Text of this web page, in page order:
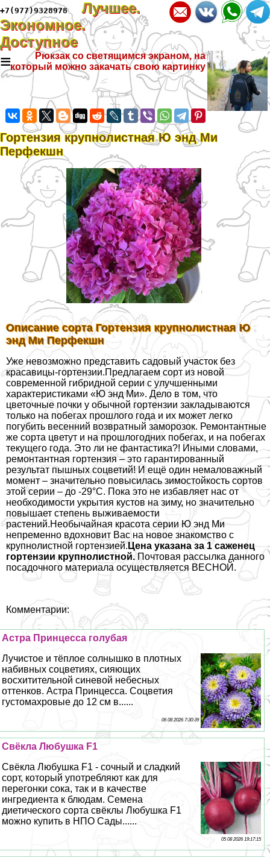
+7(977)9328978
Лучшее.
Экономное.
Доступное
≡
Рюкзак со светящимся экраном, на
который можно закачать свою картинку
Гортензия крупнолистная Ю энд Ми
Перфекшн
Описание сорта Гортензия крупнолистная Ю
энд Ми Перфекшн
Уже невозможно представить садовый участок без
красавицы-гортензии.Предлагаем сорт из новой
современной гибридной серии с улучшенными
хаpaктеристиками «Ю энд Ми». Дело в том, что
цветочные почки у обычной гортензии закладываются
только на побегах прошлого года и их может легко
погубить весенний возвратный заморозок. Ремонтантные
же сорта цветут и на прошлогодних побегах, и на побегах
текущего года. Это ли не фантастика?! Иными словами,
ремонтантная гортензия – это гарантированный
результат пышных соцветий! И ещё один немаловажный
момент – значительно повысилась зимостойкость сортов
этой серии – до -29°C. Пока это не избавляет нас от
необходимости укрытия кустов на зиму, но значительно
повышает степень выживаемости
растений.Необычайная красота серии Ю энд Ми
непременно вдохновит Вас на новое знакомство с
крупнолистной гортензией. Цена указана за 1 саженец
гортензии крупнолистной.Почтовая рассылка данного
посадочного материала осуществляется ВЕСНОЙ.
Комментарии:
Астра Принцесса гoлyбая
Лучистое и тёплое солнышко в плотных
набивных соцветиях, сияющих
восхитительной синевой небесных
оттенков. Астра Принцесса. Соцветия
густомахровые до 12 см в......
06 08 2026 7:30:39
Свёкла Любушка F1
Свёкла Любушка F1 - сочный и сладкий
сорт, который употрeбляют как для
перегонки сока, так и в качестве
ингредиента к блюдам. Семена
диетического сорта свёклы Любушка F1
можно купить в НПО Сады......
05 08 2026 19:17:15